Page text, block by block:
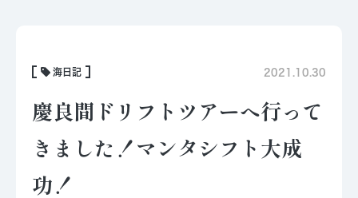
海日記 2021.10.30
慶良間ドリフトツアーへ行って
きました！マンタシフト大成
功！